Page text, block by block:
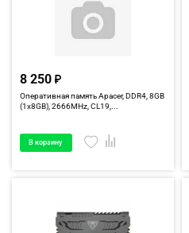
8 250
Оперативная память Apacer, DDR4, 8GB
(1x8GB), 2666MHz, CL19,...
В корзину